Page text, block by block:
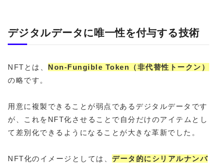
デジタルデータに唯一性を付与する技術
NFTとは、 Non-Fungible Token（非代替性トークン）
の略です。
用意に複製できることが弱点であるデジタルデータです
が、これをNFT化させることで自分だけのアイテムとし
て差別化できるようになることが大きな革新でした。
NFT化のイメージとしては、 データ的にシリアルナンバ